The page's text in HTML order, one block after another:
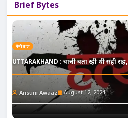
Brief Bytes
नैनीताल
UTTARAKHAND : चाची बता रही थी सही
Ansuni Awaaz August 12, 2024